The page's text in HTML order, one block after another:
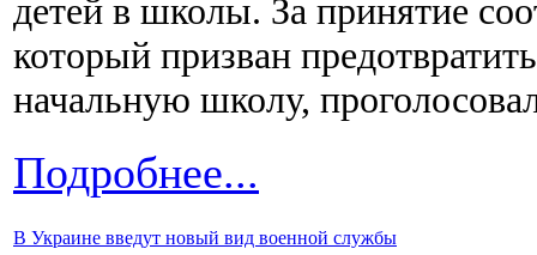
детей в школы. За принятие
который призван
начальную школу,
Подробнее...
В Украине введут новый вид военной службы